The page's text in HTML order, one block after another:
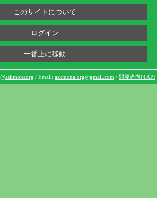
このサイトについて
ログイン
一番上に移動
@askmonaorg / Email: askmona.org@gmail.com / 開発者向けAPI